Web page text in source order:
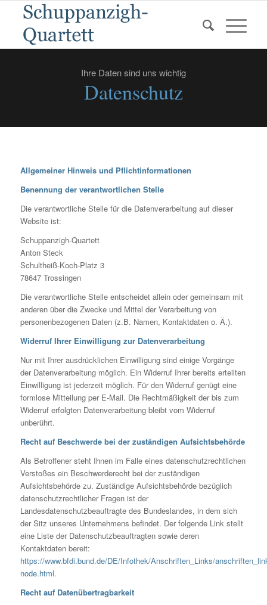
Ihre Daten sind uns wichtig
Datenschutz
Allgemeiner Hinweis und Pflichtinformationen
Benennung der verantwortlichen Stelle
Die verantwortliche Stelle für die Datenverarbeitung auf dieser
Website ist:
Schuppanzigh-Quartett
Anton Steck
Schultheiß-Koch-Platz 3
78647 Trossingen
Die verantwortliche Stelle entscheidet allein oder gemeinsam mit
anderen über die Zwecke und Mittel der Verarbeitung von
personenbezogenen Daten (z.B. Namen, Kontaktdaten o. Ä.).
Widerruf Ihrer Einwilligung zur Datenverarbeitung
Nur mit Ihrer ausdrücklichen Einwilligung sind einige Vorgänge
der Datenverarbeitung möglich. Ein Widerruf Ihrer bereits erteilten
Einwilligung ist jederzeit möglich. Für den Widerruf genügt eine
formlose Mitteilung per E-Mail. Die Rechtmäßigkeit der bis zum
Widerruf erfolgten Datenverarbeitung bleibt vom Widerruf
unberührt.
Recht auf Beschwerde bei der zuständigen Aufsichtsbehörde
Als Betroffener steht Ihnen im Falle eines datenschutzrechtlichen
Verstoßes ein Beschwerderecht bei der zuständigen
Aufsichtsbehörde zu. Zuständige Aufsichtsbehörde bezüglich
datenschutzrechtlicher Fragen ist der
Landesdatenschutzbeauftragte des Bundeslandes, in dem sich
der Sitz unseres Unternehmens befindet. Der folgende Link stellt
eine Liste der Datenschutzbeauftragten sowie deren
Kontaktdaten bereit:
https://www.bfdi.bund.de/DE/Infothek/Anschriften_Links/
node.html.
Recht auf Datenübertragbarkeit